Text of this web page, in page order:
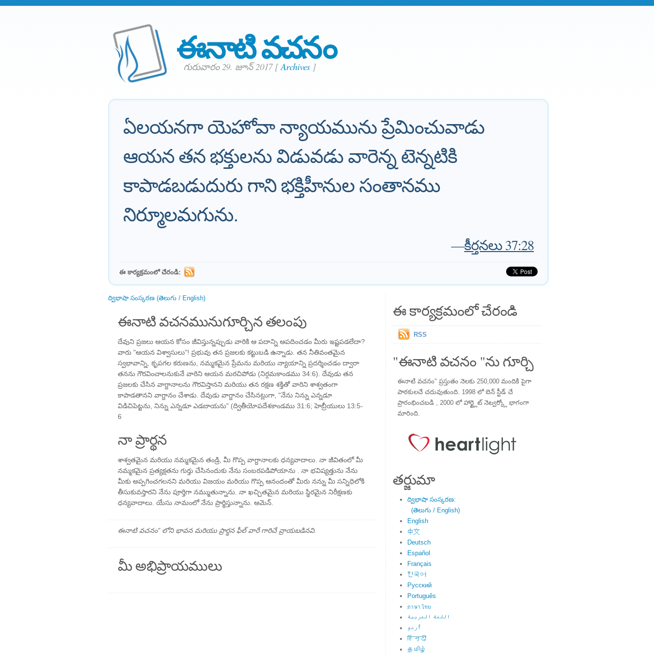
ఈనాటి వచనం
గురువారం 29. జూన్ 2017 [Archives ]
ఏలయనగా యెహోవా న్యాయమును ప్రేమించువాడు
ఆయన తన భక్తులను విడువడు వారెన్న టెన్నటికి
కాపాడబడుదురు గాని భక్తిహీనుల సంతానము
నిర్మూలమగును.
—కీర్తనలు 37:28
ఈ కార్యక్రమంలో చేరండి:
ద్విభాషా సంస్కరణ (తెలుగు / English)
ఈనాటి వచనమునుగూర్చిన తలంపు
దేవుని ప్రజలు ఆయన కోసం జీవిస్తున్నప్పుడు వారికి ఆ పదాన్ని ఆపదించడం మీరు ఇష్టపడలేదా?
వారు "ఆయన విశ్వాసులు"! ప్రభువు తన ప్రజలకు కట్టుబడి ఉన్నాడు. తన నీతివంతమైన
స్వభావాన్ని, కృపగల కరుణను, నమ్మకమైన ప్రేమను మరియు న్యాయాన్ని ప్రదర్శించడం ద్వారా
తనను గౌరవించాలనుకునే వారిని ఆయన మరచిపోడు (నిర్గమకాండము 34:6). దేవుడు తన
ప్రజలకు చేసిన వాగ్దానాలను గౌరవిస్తానని మరియు తన రక్షణ శక్తితో వారిని శాశ్వతంగా
కాపాడతానని వాగ్దానం చేశాడు. దేవుడు వాగ్దానం చేసినట్లుగా, "నేను నిన్ను ఎన్నడూ
విడిచిపెట్టను, నిన్ను ఎన్నడూ ఎడబాయను" (ద్వితీయోపదేశకాండము 31:6; హెబ్రీయులు 13:5-
6
నా ప్రార్థన
శాశ్వతమైన మరియు నమ్మకమైన తండ్రి, మీ గొప్ప వాగ్దానాలకు ధన్యవాదాలు. నా జీవితంలో మీ
నమ్మకమైన ప్రత్యక్షతను గుర్తు చేసినందుకు నేను సంబరపడిపోయాను . నా భవిష్యత్తును నేను
మీకు అప్పగించగలనని మరియు విజయం మరియు గొప్ప ఆనందంతో మీరు నన్ను మీ సన్నిధిలోకి
తీసుకువస్తారని నేను పూర్తిగా నమ్ముతున్నాను. నా ఖచ్చితమైన మరియు స్థిరమైన నిరీక్షణకు
ధన్యవాదాలు. యేసు నామంలో నేను ప్రార్థిస్తున్నాను. ఆమెన్.
ఈనాటి వచనం" లోని భావన మరియు ప్రార్థన ఫీల్ వారే గారిచే వ్రాయబడినవి.
మీ అభిప్రాయములు
ఈ కార్యక్రమంలో చేరండి
RSS
"ఈనాటి వచనం "ను గూర్చి
ఈనాటి వచనం" ప్రస్తుతం నెలకు 250,000 మందికి పైగా
పాఠకులచే చదువుతుంది. 1998 లో బెన్ స్టీడ్ చే
ప్రారంభించబడి , 2000 లో హార్ట్లైట్ నెట్వర్క్లో భాగంగా
మారింది.
తర్జుమా
ద్విభాషా సంస్కరణ:
(తెలుగు / English)
English
中文
Deutsch
Español
Français
한국어
Русский
Português
ภาษาไทย
اللغة العربية
اُردو
हिन्दी
தமிழ்